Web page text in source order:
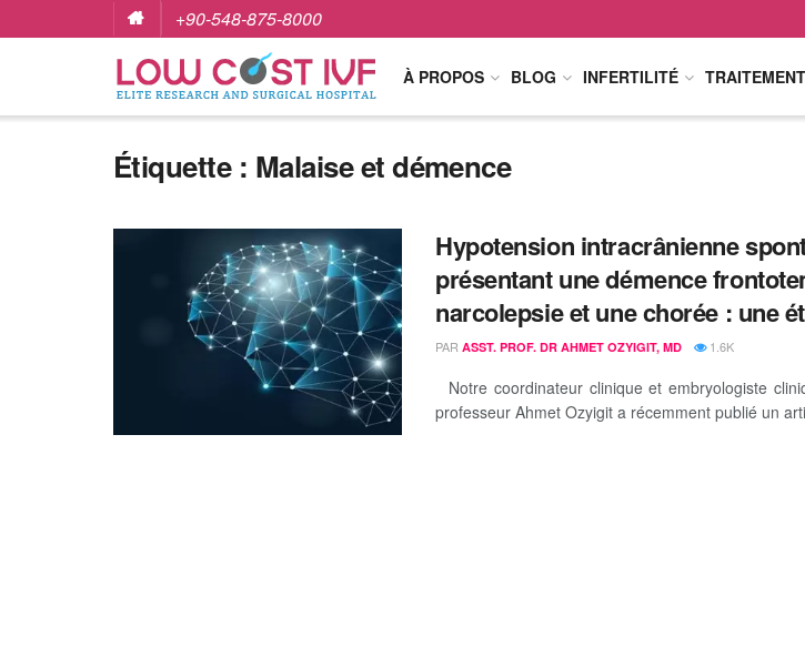
+90-548-875-8000
À PROPOS BLOG INFERTILITÉ
Étiquette : Malaise et démence
Hypotension intracrânienne
présentant une démence
narcolepsie et une chorée : une
PAR ASST. PROF. DR AHMET OZYIGIT, MD 1.6K
Notre coordinateur clinique et embryologiste
professeur Ahmet Ozyigit a récemment publié un